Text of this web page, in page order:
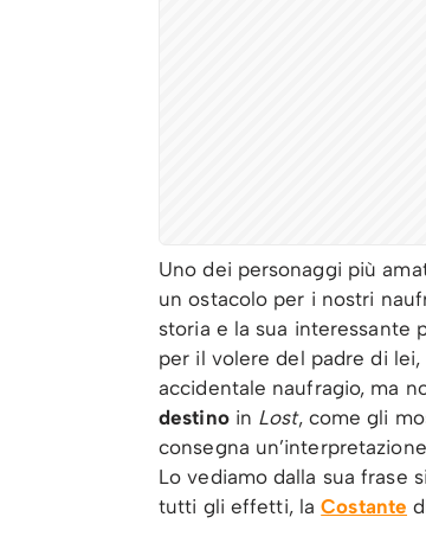
Uno dei personaggi più
un ostacolo per i nostri
storia e la sua interessante
per il volere del padre di
accidentale naufragio, ma
destinoin Lost, come gli
consegna
Lo vediamo dalla sua frase
tutti gli effetti, laCostante